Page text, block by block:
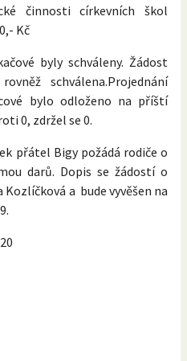
činnosti církevních škol
Kč
byly schváleny. Žádost
schválena.Projednání
bylo odloženo na příští
0, zdržel se 0.
přátel Bigy požádá rodiče o
darů. Dopis se žádostí o
a bude vyvěšen na